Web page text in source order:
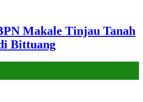
Makale Tinjau Tanah
Bittuang